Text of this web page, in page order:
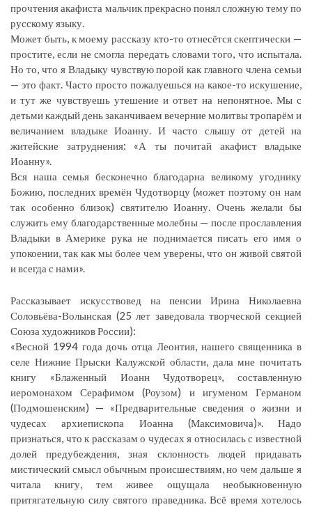
прочтения акафиста мальчик прекрасно понял сложную тему по
русскому языку.
Может быть, к моему рассказу кто-то отнесётся скептически —
простите, если не смогла передать словами того, что испытала.
Но то, что я Владыку чувствую порой как главного члена семьи
— это факт. Часто просто пожалуешься на какое-то искушение,
и тут же чувствуешь утешение и ответ на непонятное. Мы с
детьми каждый день заканчиваем вечерние молитвы тропарём и
величанием владыке Иоанну. И часто слышу от детей на
житейские затруднения: «А ты почитай акафист владыке
Иоанну».
Вся наша семья бесконечно благодарна великому угоднику
Божию, последних времён Чудотворцу (может поэтому он нам
так особенно близок) святителю Иоанну. Очень желали бы
служить ему благодарственные молебны — после прославления
Владыки в Америке рука не поднимается писать его имя о
упокоении, так как мы более чем уверены, что он живой святой
и всегда с нами».
Рассказывает искусствовед на пенсии Ирина Николаевна
Соловьёва-Волынская (25 лет заведовала творческой секцией
Союза художников России):
«Весной 1994 года дочь отца Леонтия, нашего священника в
селе Нижние Прыски Калужской области, дала мне почитать
книгу «Блаженный Иоанн Чудотворец», составленную
иеромонахом Серафимом (Роузом) и игуменом Германом
(Подмошенским) — «Предварительные сведения о жизни и
чудесах архиепископа Иоанна (Максимовича)». Надо
признаться, что к рассказам о чудесах я относилась с известной
долей предубеждения, зная склонность людей придавать
мистический смысл обычным происшествиям, но чем дальше я
читала книгу, тем живее ощущала необыкновенную
притягательную силу святого праведника. Всё время хотелось